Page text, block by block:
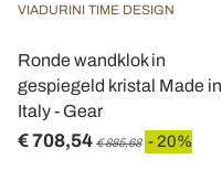
VIADURINI TIME DESIGN
Ronde wandklok in
gespiegeld kristal Made in
Italy - Gear
€ 708,54 € 885,68 - 20%